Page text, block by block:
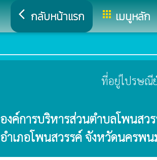
arrow_back_ios กลับหน้าแรก apps เมนูหลัก
ที่อยู่ไปรษณี
องค์การบริหารส่วนตำบลโพนสว
อำเภอโพนสวรรค์ จังหวัดนครพน